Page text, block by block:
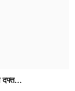
दफ्त...